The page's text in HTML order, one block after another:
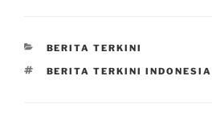
CATEGORIES
BERITA TERKINI
TAGS
BERITA TERKINI INDONESIA